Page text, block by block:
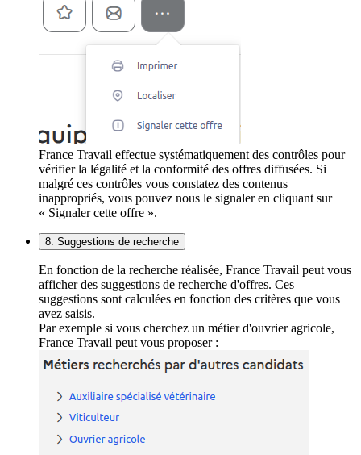
France Travail effectue systématiquement des contrôles pour
vérifier la légalité et la conformité des offres diffusées. Si
malgré ces contrôles vous constatez des contenus
inappropriés, vous pouvez nous le signaler en cliquant sur
« Signaler cette offre ».
8. Suggestions de recherche
En fonction de la recherche réalisée, France Travail peut vous
afficher des suggestions de recherche d'offres. Ces
suggestions sont calculées en fonction des critères que vous
avez saisis.
Par exemple si vous cherchez un métier d'ouvrier agricole,
France Travail peut vous proposer :